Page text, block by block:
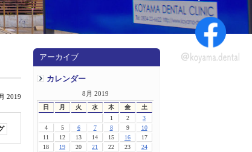
アーカイブ
カレンダー
8月 2019
日 月 火 水 木 金 土
1 2
3
4
5 6 7 8 9
10
11
12 13 14 15 16
17
18
19 20 21 22 23
24
2019